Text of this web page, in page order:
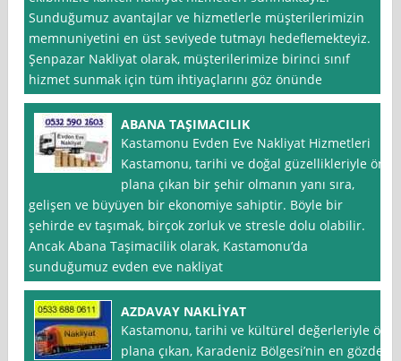
Sunduğumuz avantajlar ve hizmetlerle müşterilerimizin
memnuniyetini en üst seviyede tutmayı hedeflemekteyiz.
Şenpazar Nakliyat olarak, müşterilerimize birinci sınıf
hizmet sunmak için tüm ihtiyaçlarını göz önünde
ABANA TAŞIMACILIK
Kastamonu Evden Eve Nakliyat Hizmetleri
Kastamonu, tarihi ve doğal güzellikleriyle ön
plana çıkan bir şehir olmanın yanı sıra,
gelişen ve büyüyen bir ekonomiye sahiptir. Böyle bir
şehirde ev taşımak, birçok zorluk ve stresle dolu olabilir.
Ancak Abana Taşimacilik olarak, Kastamonu’da
sunduğumuz evden eve nakliyat
AZDAVAY NAKLİYAT
Kastamonu, tarihi ve kültürel değerleriyle ön
plana çıkan, Karadeniz Bölgesi’nin en gözde